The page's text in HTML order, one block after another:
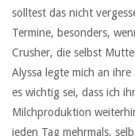
solltest das nicht
Termine, besonders,
Crusher, die selbst
Alyssa legte mich an
es wichtig sei, dass ich
Milchproduktion
jeden Tag mehrmals,